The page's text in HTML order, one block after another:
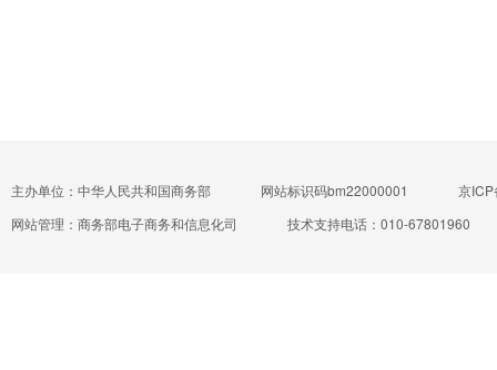
主办单位：中华人民共和国商务部 网站标识码bm22000001
京
网站管理：商务部电子商务和信息化司
技术支持电话：010-67801960